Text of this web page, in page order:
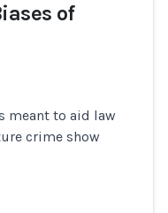
of
meant to aid law
crime show